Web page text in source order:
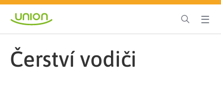
čerství vodiči